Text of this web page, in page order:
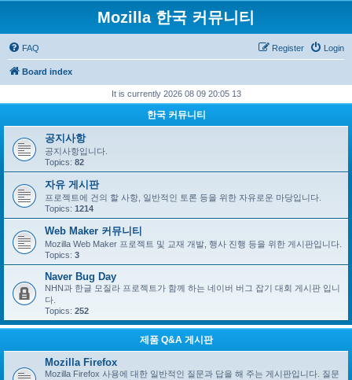
Mozilla 한국 커뮤니티
FAQ Login
Register
Board index
It is currently 2026 08 09 20:05 13
한국 커뮤니티
공지사항
공지사항입니다.
Topics: 82
자유 게시판
프로젝트에 건의 할 사항, 일반적인 토론 등을 위한 자유로운 마당입니다.
Topics: 1214
Web Maker 커뮤니티
Mozilla Web Maker 프로젝트 및 교재 개발, 행사 진행 등을 위한 게시판입니다.
Topics: 3
Naver Bug Day
NHN과 한글 모질라 프로젝트가 함께 하는 네이버 버그 잡기 대회 게시판 입니
다.
Topics: 252
제품 Q&A 게시판
Mozilla Firefox
Mozilla Firefox 사용에 대한 일반적인 질문과 답을 해 주는 게시판입니다. 질문